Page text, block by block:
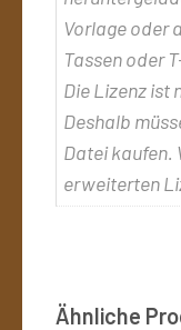
Vorlage oder
Tassen oder
Die Lizenz ist
Deshalb
Datei kaufen.
erweiterten
Ähnliche